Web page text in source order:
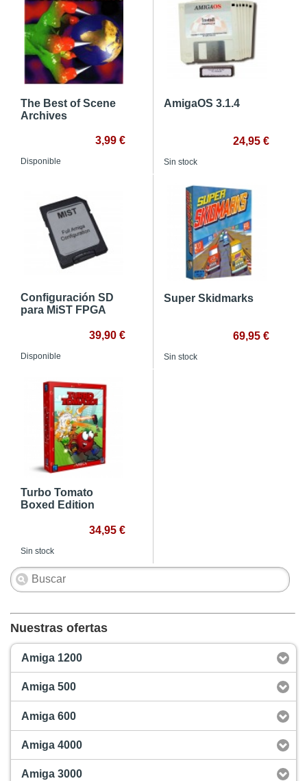
The Best of Scene
Archives
3,99 €
Disponible
AmigaOS 3.1.4
24,95 €
Sin stock
Configuración SD
para MiST FPGA
39,90 €
Disponible
Super Skidmarks
69,95 €
Sin stock
Turbo Tomato
Boxed Edition
34,95 €
Sin stock
Nuestras ofertas
Amiga 1200
Amiga 500
Amiga 600
Amiga 4000
Amiga 3000